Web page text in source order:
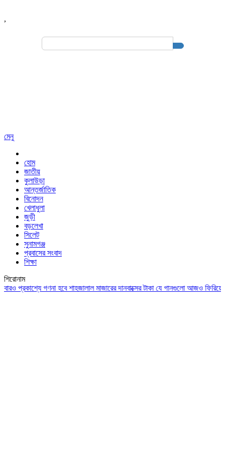
,
Search
মেনু
হোম
জাতীয়
কুলাউড়া
আন্তর্জাতিক
বিনোদন
খেলাধুলা
জুড়ী
বড়লেখা
সিলেট
সুনামগঞ্জ
প্রবাসের সংবাদ
শিক্ষা
শিরোনাম
প্রকাশ্যে গণনা হবে শাহজালাল মাজারের দানবাক্সের টাকাযে গানগুলো আজও ফিরিয়ে নেয়